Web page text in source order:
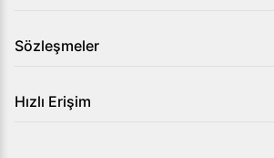
Sözleşmeler
Hızlı Erişim